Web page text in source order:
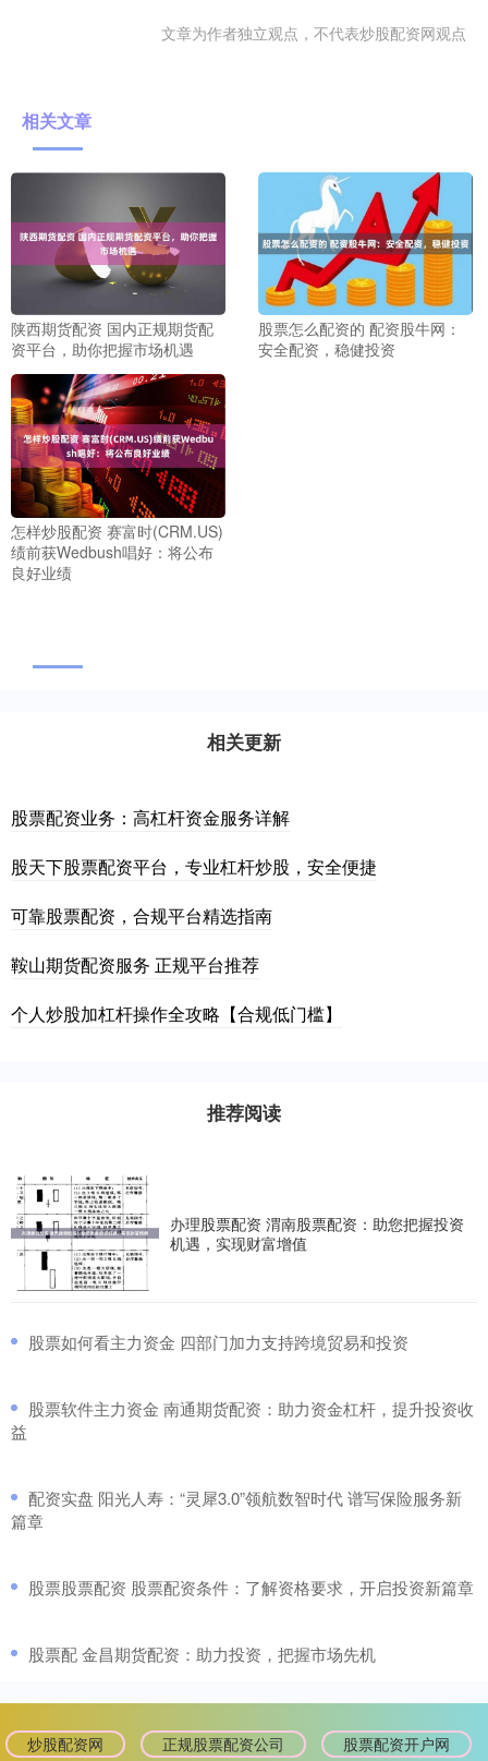
文章为作者独立观点，不代表炒股配资网观点
相关文章
陕西期货配资 国内正规期货配
资平台，助你把握市场机遇
股票怎么配资的 配资股牛网：
安全配资，稳健投资
怎样炒股配资 赛富时(CRM.US)
绩前获Wedbush唱好：将公布
良好业绩
相关更新
股票配资业务：高杠杆资金服务详解
股天下股票配资平台，专业杠杆炒股，安全便捷
可靠股票配资，合规平台精选指南
鞍山期货配资服务 正规平台推荐
个人炒股加杠杆操作全攻略【合规低门槛】
推荐阅读
办理股票配资 渭南股票配资：助您把握投资
机遇，实现财富增值
​股票如何看主力资金 四部门加力支持跨境贸易和投资
​股票软件主力资金 南通期货配资：助力资金杠杆，提升投资收
益
​配资实盘 阳光人寿：“灵犀3.0”领航数智时代 谱写保险服务新
篇章
​股票股票配资 股票配资条件：了解资格要求，开启投资新篇章
​股票配 金昌期货配资：助力投资，把握市场先机
炒股配资网 正规股票配资公司 股票配资开户网